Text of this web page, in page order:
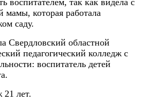
воспитателем, так как видела с
мамы, которая работала
саду.
Свердловский областной
педагогический колледж с
воспитатель детей
21 лет.